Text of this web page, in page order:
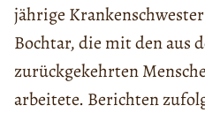
jährige
Bochtar, die mit den aus
zurückgekehrten
arbeitete. Berichten